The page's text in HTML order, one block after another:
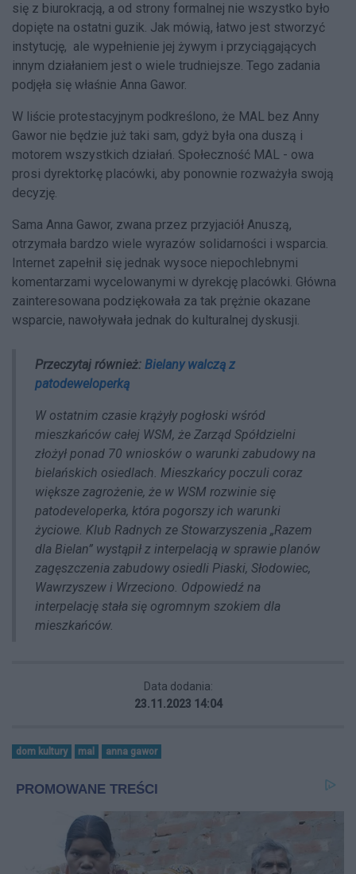
się z biurokracją, a od strony formalnej nie wszystko było
dopięte na ostatni guzik. Jak mówią, łatwo jest stworzyć
instytucję, ale wypełnienie jej żywym i przyciągających
innym działaniem jest o wiele trudniejsze. Tego zadania
podjęła się właśnie Anna Gawor.
W liście protestacyjnym podkreślono, że MAL bez Anny
Gawor nie będzie już taki sam, gdyż była ona duszą i
motorem wszystkich działań. Społeczność MAL - owa
prosi dyrektorkę placówki, aby ponownie rozważyła swoją
decyzję.
Sama Anna Gawor, zwana przez przyjaciół Anuszą,
otrzymała bardzo wiele wyrazów solidarności i wsparcia.
Internet zapełnił się jednak wysoce niepochlebnymi
komentarzami wycelowanymi w dyrekcję placówki. Główna
zainteresowana podziękowała za tak prężnie okazane
wsparcie, nawoływała jednak do kulturalnej dyskusji.
Przeczytaj również: Bielany walczą z
patodeweloperką
W ostatnim czasie krążyły pogłoski wśród
mieszkańców całej WSM, że Zarząd Spółdzielni
złożył ponad 70 wniosków o warunki zabudowy na
bielańskich osiedlach. Mieszkańcy poczuli coraz
większe zagrożenie, że w WSM rozwinie się
patodeveloperka, która pogorszy ich warunki
życiowe. Klub Radnych ze Stowarzyszenia „Razem
dla Bielan” wystąpił z interpelacją w sprawie planów
zagęszczenia zabudowy osiedli Piaski, Słodowiec,
Wawrzyszew i Wrzeciono. Odpowiedź na
interpelację stała się ogromnym szokiem dla
mieszkańców.
Data dodania:
23.11.2023 14:04
dom kultury mal anna gawor